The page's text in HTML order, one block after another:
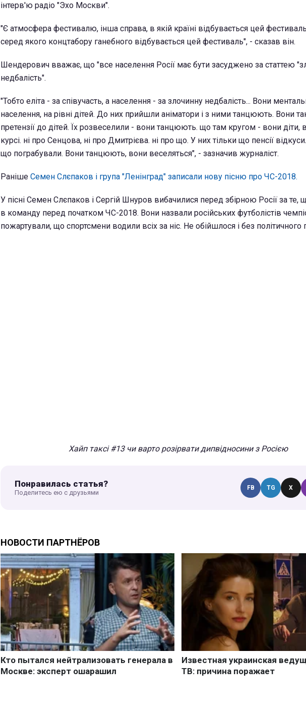
інтерв'ю радіо "Эхо Москви".
"Є атмосфера фестивалю, інша справа, в якій країні відбувається цей
серед якого концтабору ганебного відбувається цей фестиваль", - сказав він.
Шендерович вважає, що "все населення Росії має бути засуджено за статтею
недбалість".
"Тобто еліта - за співучасть, а населення - за злочинну недбалість... Вони
населення, на рівні дітей. До них прийшли аніматори і з ними танцюють. Вони
претензії до дітей. Їх розвеселили - вони танцюють. що там кругом - вони діти,
курсі. ні про Сенцова, ні про Дмитрієва. ні про що. У них тільки що пенсії
що пограбували. Вони танцюють, вони веселяться", - зазначив журналіст.
Раніше Семен Слєпаков і група "Ленінград" записали нову пісню про ЧС-2018.
У пісні Семен Слєпаков і Сергій Шнуров вибачилися перед збірною Росії за те,
в команду перед початком ЧС-2018. Вони назвали російських футболістів
пожартували, що спортсмени водили всіх за ніс. Не обійшлося і без політичного
Хайп таксі #13 чи варто розірвати дипвідносини з Росією
Понравилась статья?
Поделитесь ею с друзьями
FB TG X